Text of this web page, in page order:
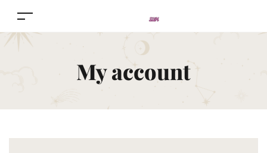
My account